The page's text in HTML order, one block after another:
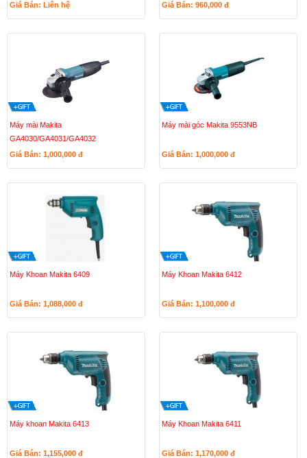
Giá Bán: Liên hệ Giá Bán: 960,000 đ
Máy mài Makita
GA4030/GA4031/GA4032
Giá Bán: 1,000,000 đ
Máy mài góc Makita 9553NB
Giá Bán: 1,000,000 đ
Máy Khoan Makita 6409
Giá Bán: 1,088,000 đ
Máy Khoan Makita 6412
Giá Bán: 1,100,000 đ
Máy khoan Makita 6413
Giá Bán: 1,155,000 đ
Máy Khoan Makita 6411
Giá Bán: 1,170,000 đ